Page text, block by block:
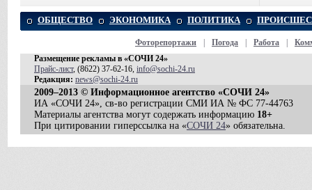
ОБЩЕСТВО ЭКОНОМИКА ПОЛИТИКА
Фоторепортажи Погода Работа
Размещение рекламы в «СОЧИ 24»
Прайс-лист, (8622) 37-62-16, info@sochi-24.ru
Редакция: news@sochi-24.ru
2009–2013 © Информационное агентство «СОЧИ 24»
ИА «СОЧИ 24», св-во регистрации СМИ ИА № ФС 77-44763
Материалы агентства могут содержать информацию 18+
При цитировании гиперссылка на «СОЧИ 24» обязательна.